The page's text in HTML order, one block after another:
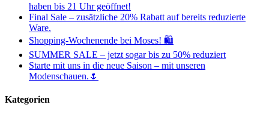
haben bis 21 Uhr geöffnet!
Final Sale – zusätzliche 20% Rabatt auf bereits reduzierte
Ware.
Shopping-Wochenende bei Moses! 🛍️
SUMMER SALE – jetzt sogar bis zu 50% reduziert
Starte mit uns in die neue Saison – mit unseren
Modenschauen.🌷
Kategorien